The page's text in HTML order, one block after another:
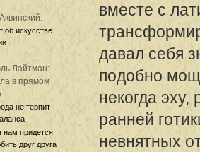
об искусстве
Лайтман:
в прямом
не терпит
нам придется
друг друга
вместе с
давал себя
подобно
некогда
ранней
невнятных